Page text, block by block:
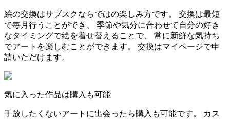
絵の交換はサブスクならではの楽しみ方です。 交換は最短
で毎月行うことができ、 季節や気分に合わせて自分の好き
なタイミングで絵を着せ替えることで、 常に新鮮な気持ち
でアートを楽しむことができます。 交換はマイページで申
請いただけます。
気に入った作品は購入も可能
手放したくないアートに出会ったら購入も可能です。 カス